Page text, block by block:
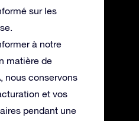
sur les
à notre
matière de
nous conservons
et vos
pendant une